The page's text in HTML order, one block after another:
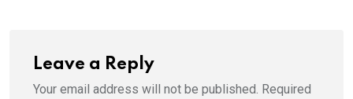
Leave a Reply
Your email address will not be published. Required